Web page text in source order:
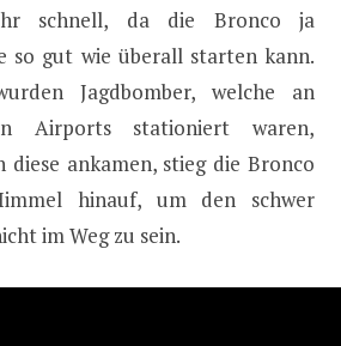
schnell, da die Bronco ja
so gut wie überall starten kann.
Jagdbomber, welche an
Airports stationiert waren,
diese ankamen, stieg die Bronco
hinauf, um den schwer
im Weg zu sein.